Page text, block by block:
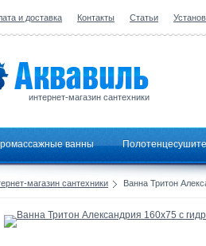
и доставка Контакты Статьи
интернет-магазин сантехники
ванны
магазин сантехники Ванна Тритон